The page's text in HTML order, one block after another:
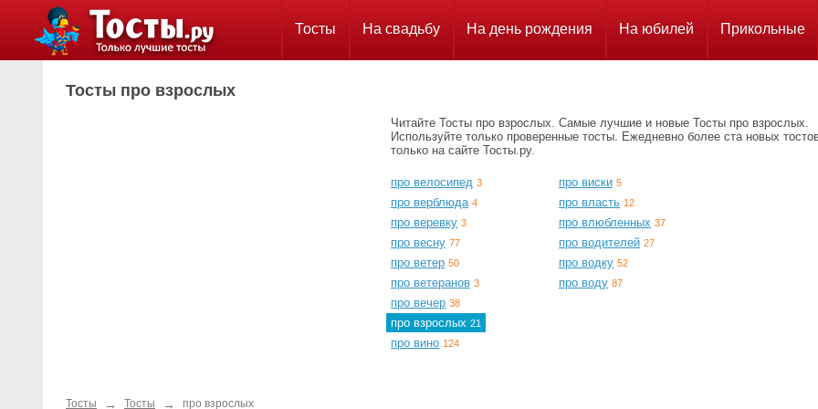
Тосты На свадьбу На день рождения На юбилей Прикольные
Тосты про взрослых
Читайте Тосты про взрослых. Самые лучшие и новые Тосты про взрослых.
Используйте только проверенные тосты. Ежедневно более ста новых
только на сайте Тосты.ру.
про велосипед 3
про верблюда 4
про веревку 3
про весну 77
про ветер 50
про ветеранов 3
про вечер 38
про взрослых 21
про вино 124
про виски 5
про власть 12
про влюбленных 37
про водителей 27
про водку 52
про воду 87
Тосты → Тосты → про взрослых